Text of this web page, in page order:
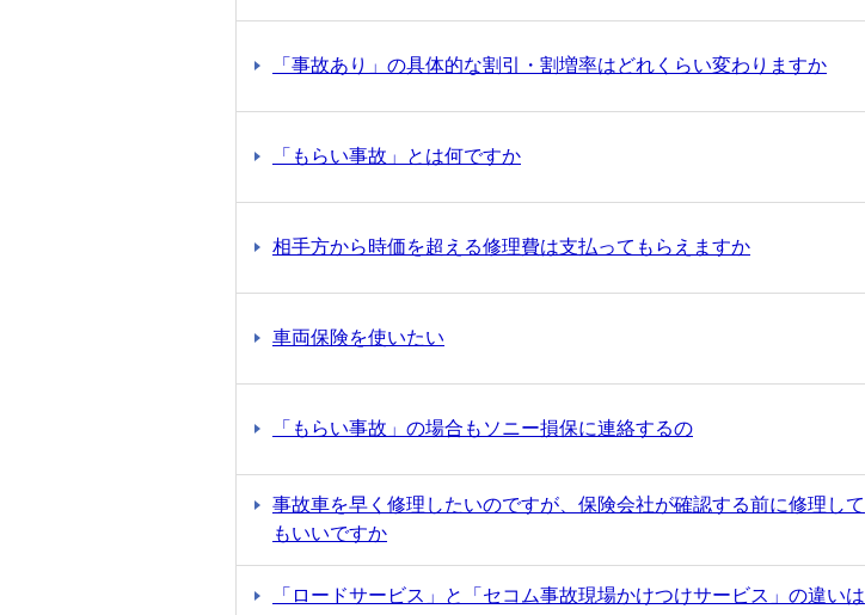
「事故あり」の具体的な割引・割増率はどれくらい変わりますか
「もらい事故」とは何ですか
相手方から時価を超える修理費は支払ってもらえますか
車両保険を使いたい
「もらい事故」の場合もソニー損保に連絡するの
事故車を早く修理したいのですが、保険会社が確認する前に修理して
もいいですか
「ロードサービス」と「セコム事故現場かけつけサービス」の違いは